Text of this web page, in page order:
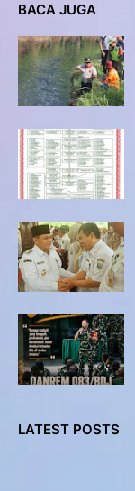
BACA JUGA
LATEST POSTS